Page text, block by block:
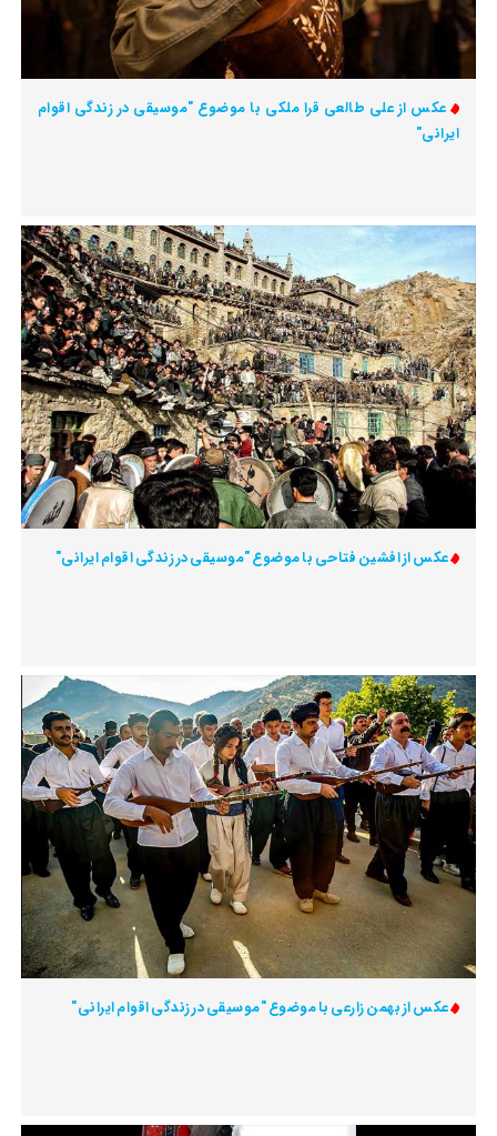
عکس از علی طالعی قرا ملکی با موضوع "موسیقی در زندگی اقوام
ایرانی"
عکس از افشین فتاحی با موضوع "موسیقی در زندگی اقوام ایرانی"
عکس از بهمن زارعی با موضوع "موسیقی در زندگی اقوام ایرانی"